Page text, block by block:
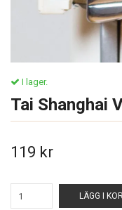
I lager.
Tai Shanghai
119 kr
LÄGG I